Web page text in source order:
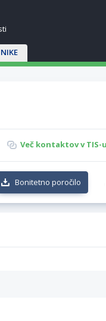
Več kontaktov v TIS-u
Bonitetno poročilo